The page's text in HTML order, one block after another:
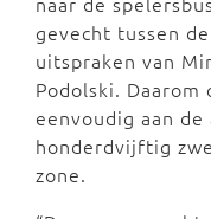
gevecht tussen
uitspraken van
Podolski.
eenvoudig aan de
honderdvijftig
zone.